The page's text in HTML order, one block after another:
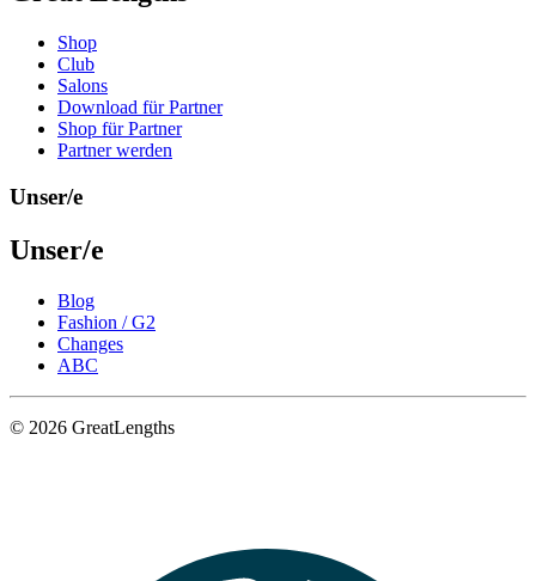
Shop
Club
Salons
Download für Partner
Shop für Partner
Partner werden
Unser/e
Unser/e
Blog
Fashion / G2
Changes
ABC
© 2026 GreatLengths